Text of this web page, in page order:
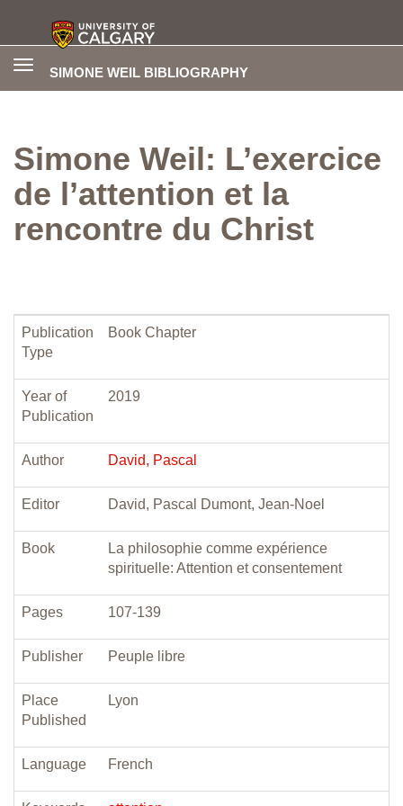
SIMONE WEIL BIBLIOGRAPHY
Toggle
Simone Weil: L’exercice
de l’attention et la
rencontre du Christ
Publication
Type
Book Chapter
Year of
Publication
2019
Author David, Pascal
Editor David, Pascal Dumont, Jean-Noel
Book
La philosophie comme expérience
spirituelle: Attention et consentement
Pages 107-139
Publisher Peuple libre
Place
Published
Lyon
Language French